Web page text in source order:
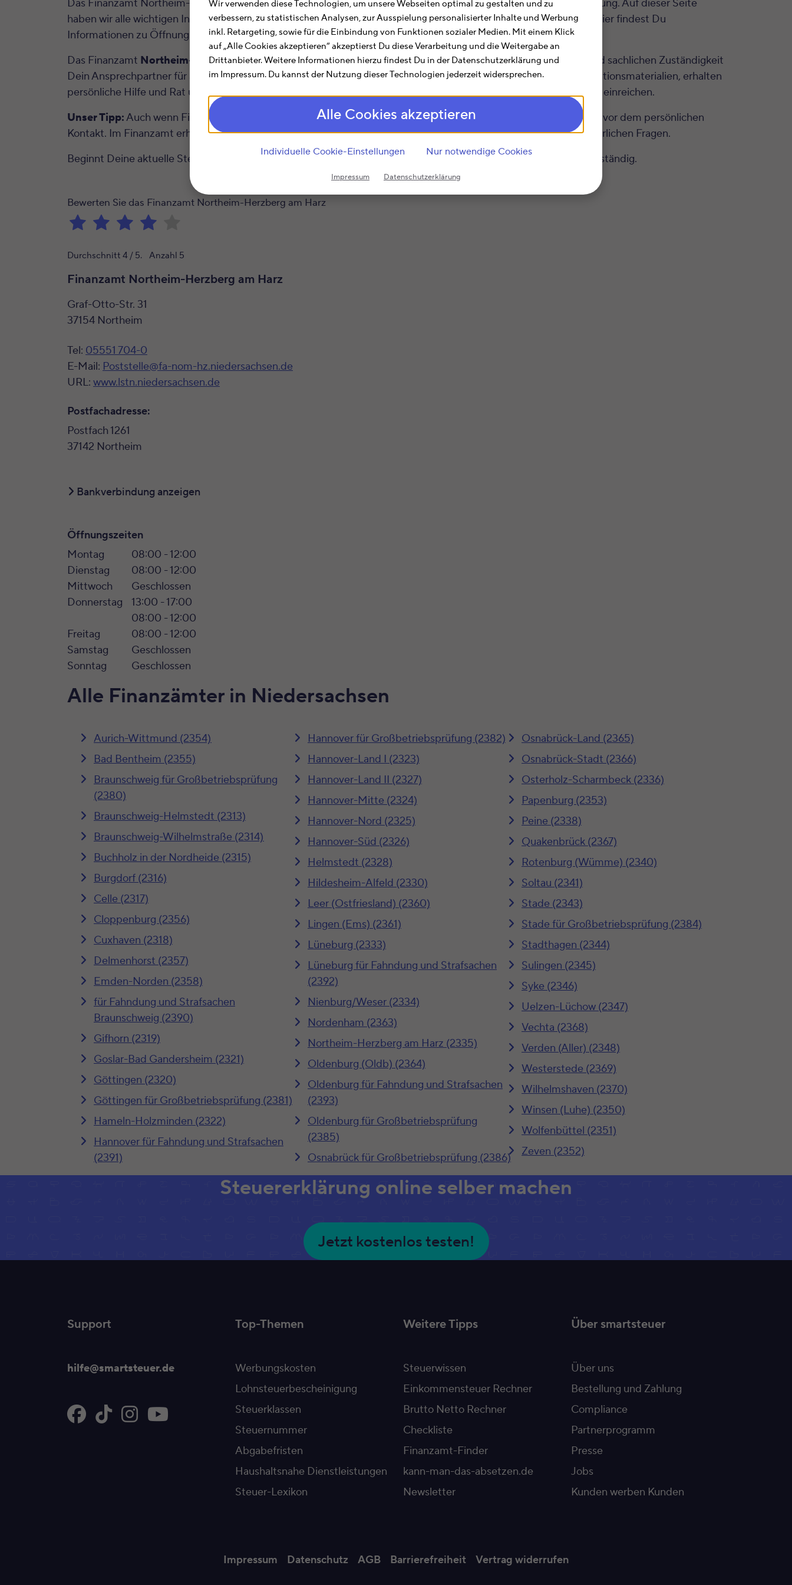
Wir verwenden diese Technologien, um unsere Webseiten optimal zu gestalten und zu
verbessern, zu statistischen Analysen, zur Ausspielung personalisierter Inhalte und Werbung
inkl. Retargeting, sowie für die Einbindung von Funktionen sozialer Medien. Mit einem Klick
auf „Alle Cookies akzeptieren“ akzeptierst Du diese Verarbeitung und die Weitergabe an
Drittanbieter. Weitere Informationen hierzu findest Du in der Datenschutzerklärung und
im Impressum. Du kannst der Nutzung dieser Technologien jederzeit widersprechen.
Alle Cookies akzeptieren
Individuelle Cookie-Einstellungen Nur notwendige Cookies
Impressum Datenschutzerklärung
Das Finanzamt Northeim-Herzberg am Harz (Niedersachsen) hilft Dir bei allen Belangen rund um die Steuererklärung. Auf dieser Seite
haben wir alle wichtigen Informationen zum Finanzamt Northeim-Herzberg am Harz für Dich zusammengefasst. Hier findest Du
Informationen zu Öffnungszeiten, Kontaktdaten, Bankverbindung und mehr.
Das Finanzamt Northeim-Herzberg am Harzmit der Finanzamtsnummer2335ist im Rahmen der regionalen und sachlichen Zuständigkeit
Dein Ansprechpartner für alle steuerlichen Fragen und Angelegenheiten. Hier finden Bürger ausNortheim
Informationsmaterialien, erhalten
persönliche Hilfe und Rat und können Anträge (z.B. zum Steuerklassenwechsel oder zu Lohnsteuerermäßigungen) einreichen.
Unser Tipp:Auch wenn Finanzämtern oft ein angestaubtes und bürokratisches Image anheftet, scheue Dich nicht vor dem persönlichen
Kontakt. Im Finanzamt erhältst Du im Rahmen der Zuständigkeit sicher verbindliche Auskünfte zu all Deinen steuerlichen Fragen.
Beginnt Deine aktuelle Steuernummer mit2335, dann ist das Finanzamt Northeim-Herzberg am Harz für Dich zuständig.
Bewerten Sie das Finanzamt Northeim-Herzberg am Harz
Durchschnitt 4 / 5. Anzahl 5
Finanzamt Northeim-Herzberg am Harz
Graf-Otto-Str. 31
37154 Northeim
Tel: 05551 704-0
E-Mail: Poststelle@fa-nom-hz.niedersachsen.de
URL: www.lstn.niedersachsen.de
Postfachadresse:
Postfach 1261
37142 Northeim
Bankverbindung anzeigen
Öffnungszeiten
Montag
08:00 - 12:00
Dienstag
08:00 - 12:00
Mittwoch
Geschlossen
Donnerstag
13:00 - 17:00
08:00 - 12:00
Freitag
08:00 - 12:00
Samstag
Geschlossen
Sonntag
Geschlossen
Alle Finanzämter in Niedersachsen
Aurich-Wittmund (2354)
Bad Bentheim (2355)
Braunschweig für Großbetriebsprüfung
(2380)
Braunschweig-Helmstedt (2313)
Braunschweig-Wilhelmstraße (2314)
Buchholz in der Nordheide (2315)
Burgdorf (2316)
Celle (2317)
Cloppenburg (2356)
Cuxhaven (2318)
Delmenhorst (2357)
Emden-Norden (2358)
für Fahndung und Strafsachen
Braunschweig (2390)
Gifhorn (2319)
Goslar-Bad Gandersheim (2321)
Göttingen (2320)
Göttingen für Großbetriebsprüfung (2381)
Hameln-Holzminden (2322)
Hannover für Fahndung und Strafsachen
(2391)
Hannover für Großbetriebsprüfung (2382)
Hannover-Land I (2323)
Hannover-Land II (2327)
Hannover-Mitte (2324)
Hannover-Nord (2325)
Hannover-Süd (2326)
Helmstedt (2328)
Hildesheim-Alfeld (2330)
Leer (Ostfriesland) (2360)
Lingen (Ems) (2361)
Lüneburg (2333)
Lüneburg für Fahndung und Strafsachen
(2392)
Nienburg/Weser (2334)
Nordenham (2363)
Northeim-Herzberg am Harz (2335)
Oldenburg (Oldb) (2364)
Oldenburg für Fahndung und Strafsachen
(2393)
Oldenburg für Großbetriebsprüfung
(2385)
Osnabrück für Großbetriebsprüfung (2386)
Osnabrück-Land (2365)
Osnabrück-Stadt (2366)
Osterholz-Scharmbeck (2336)
Papenburg (2353)
Peine (2338)
Quakenbrück (2367)
Rotenburg (Wümme) (2340)
Soltau (2341)
Stade (2343)
Stade für Großbetriebsprüfung (2384)
Stadthagen (2344)
Sulingen (2345)
Syke (2346)
Uelzen-Lüchow (2347)
Vechta (2368)
Verden (Aller) (2348)
Westerstede (2369)
Wilhelmshaven (2370)
Winsen (Luhe) (2350)
Wolfenbüttel (2351)
Zeven (2352)
Steuererklärung online selber machen
Jetzt kostenlos testen!
Support
hilfe@smartsteuer.de
Top-Themen
Werbungskosten
Lohnsteuerbescheinigung
Steuerklassen
Steuernummer
Abgabefristen
Haushaltsnahe Dienstleistungen
Steuer-Lexikon
Weitere Tipps
Steuerwissen
Einkommensteuer Rechner
Brutto Netto Rechner
Checkliste
Finanzamt-Finder
kann-man-das-absetzen.de
Newsletter
Über smartsteuer
Über uns
Bestellung und Zahlung
Compliance
Partnerprogramm
Presse
Jobs
Kunden werben Kunden
Impressum Datenschutz AGB Barrierefreiheit Vertrag widerrufen